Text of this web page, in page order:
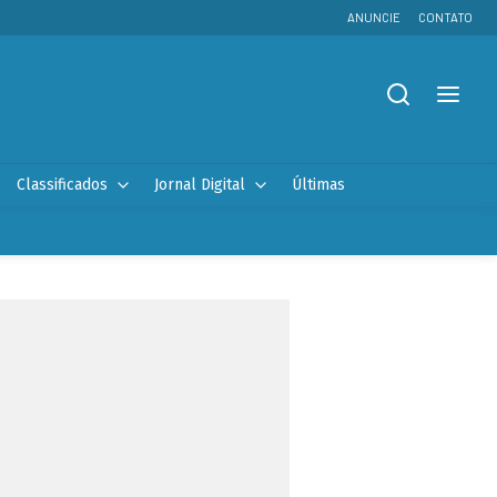
ANUNCIE CONTATO
Classificados Jornal Digital Últimas